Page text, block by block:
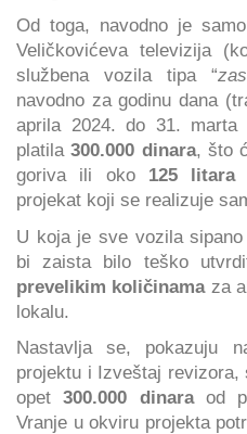
Od toga, navodno je
Veličkovićeva televizija
službena vozila tipa “
navodno za godinu dana
aprila 2024. do 31. marta
platila300.000 dinara, što
goriva ili oko 125 litara
projekat koji se realizuje
U koja je sve vozila
bi zaista bilo teško
prevelikim količinamaza
lokalu.
Nastavlja se, pokazuju
projektu i Izveštaj revizora,
opet 300.000 dinaraod
Vranje u okviru projekta